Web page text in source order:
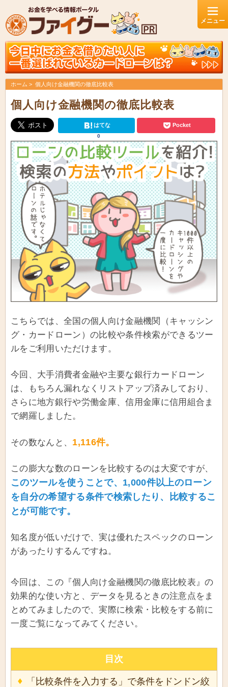
ホーム 個人向け金融機関の徹底比較表
個人向け金融機関の徹底比較表
はてな
0
Pocket
こちらでは、全国の個人向け金融機関（キャッシン
グ・カードローン）の比較や条件検索ができるツー
ルをご利用いただけます。
今回、大手消費者金融や主要な銀行カードローン
は、もちろん漏れなくリストアップ済みしており、
さらに地方銀行や労働金庫、信用金庫に信用組合ま
で網羅しました。
その数なんと、 1,116件。
この膨大な数のローンを比較するのは大変ですが、
このツールを使うことで、1,000件以上のローン
を自分の希望する条件で検索したり、比較するこ
とが可能です。
知名度が低いだけで、実は優れたスペックのローン
があったりするんですね。
今回は、この『個人向け金融機関の徹底比較表』の
効果的な使い方と、データを見るときの注意点をま
とめてみましたので、実際に検索・比較をする前に
一度ご覧になってみてください。
目次
「比較条件を入力する」で条件をドンドン絞